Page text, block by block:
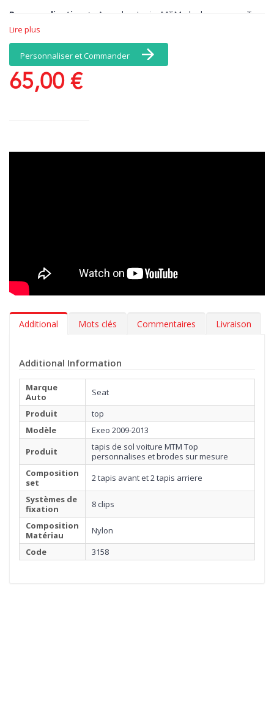
Personnalisation >
Avec les tapis MTM de la gamme Top,
vous avez une infinité de choix de coloris et de matériaux, et, en
par exemple vos tapis avec votre nom. Il n’y a pas de limites à
vos émotions.
Perfection >
2009-2013. Vous pouvez, par ailleurs, décider d’ajouter
gratuitement, une talonnette, pour protéger la zone la plus
exposée à l’usure.
Lire plus
Personnaliser et Commander
65,00 €
Additional Mots clés Commentaires Livraison
Additional Information
Marque
Auto
Seat
Produit
top
Modèle
Exeo 2009-2013
Produit
tapis de sol voiture MTM Top
personnalises et brodes sur mesure
Composition
set
2 tapis avant et 2 tapis arriere
Systèmes de
fixation
8 clips
Composition
Matériau
Nylon
Code
3158